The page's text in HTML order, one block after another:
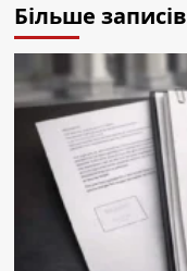
Більше записів